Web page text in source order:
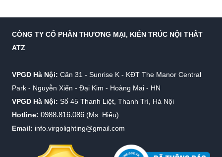
CÔNG TY CỔ PHẦN THƯƠNG MẠI, KIẾN TRÚC NỘI THẤT
ATZ
VPGD Hà Nội: Căn 31 - Sunrise K - KĐT The Manor Central
Park - Nguyễn Xiển - Đại Kim - Hoàng Mai - HN
VPGD Hà Nội: Số 45 Thanh Liệt, Thanh Trì, Hà Nội
Hotline: 0988.816.086 (Ms. Hiếu)
Email: info.virgolighting@gmail.com